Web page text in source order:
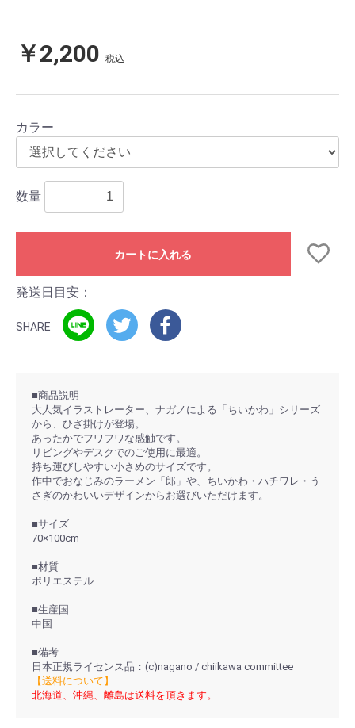
￥2,200 税込
カラー
数量
カートに入れる
発送日目安：
SHARE
■商品説明
大人気イラストレーター、ナガノによる「ちいかわ」シリーズ
から、ひざ掛けが登場。
あったかでフワフワな感触です。
リビングやデスクでのご使用に最適。
持ち運びしやすい小さめのサイズです。
作中でおなじみのラーメン「郎」や、ちいかわ・ハチワレ・う
さぎのかわいいデザインからお選びいただけます。
■サイズ
70×100cm
■材質
ポリエステル
■生産国
中国
■備考
日本正規ライセンス品：(c)nagano / chiikawa committee
【送料について】
北海道、沖縄、離島は送料を頂きます。